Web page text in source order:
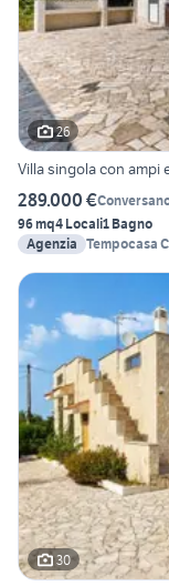
26
Villa singola con ampi
289.000 €
96 mq4 Locali1 Bagno
Agenzia Tempocasa
30